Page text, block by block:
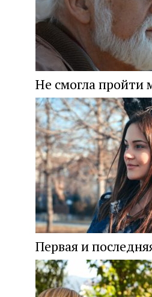
Не смогла
Первая и